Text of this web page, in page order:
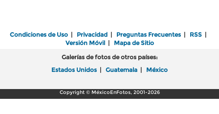
Condiciones de Uso | Privacidad | Preguntas Frecuentes | RSS |
Versión Móvil| Mapa de Sitio
Galerías de fotos de otros países:
Estados Unidos | Guatemala | México
Copyright © MéxicoEnFotos, 2001-2026